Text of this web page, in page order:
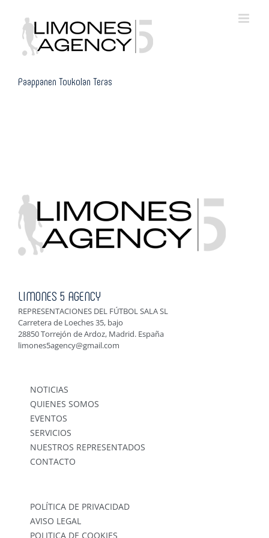
content
Paappanen Toukolan Teras
LIMONES 5 AGENCY
REPRESENTACIONES DEL FÚTBOL SALA SL
Carretera de Loeches 35, bajo
28850 Torrejón de Ardoz, Madrid. España
limones5agency@gmail.com
NOTICIAS
QUIENES SOMOS
EVENTOS
SERVICIOS
NUESTROS REPRESENTADOS
CONTACTO
POLÍTICA DE PRIVACIDAD
AVISO LEGAL
POLITICA DE COOKIES